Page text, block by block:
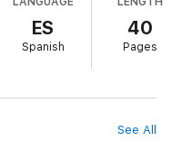
ES
Spanish
40
Pages
See All